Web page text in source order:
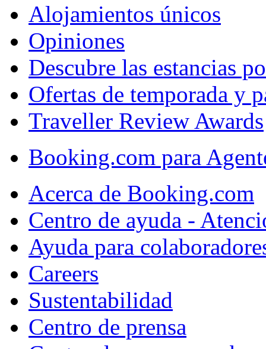
Alojamientos únicos
Opiniones
Descubre las estancias
Ofertas de temporada y
Traveller Review Awards
Booking.com para
Acerca de Booking.com
Centro de ayuda -
Ayuda para
Careers
Sustentabilidad
Centro de prensa